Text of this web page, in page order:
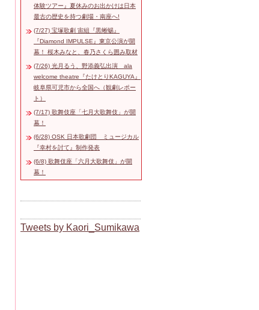
体験ツアー』夏休みのお出かけは日本
最古の歴史を持つ劇場・南座へ!
(7/27) 宝塚歌劇 宙組『黒蜥蜴』
『Diamond IMPULSE』東京公演が開
幕！ 桜木みなと、春乃さくら囲み取材
(7/26) 光月るう、野添義弘出演 ala
welcome theatre『たけとりKAGUYA』
岐阜県可児市から全国へ（観劇レポー
ト）
(7/17) 歌舞伎座「七月大歌舞伎」が開
幕！
(6/28) OSK 日本歌劇団 ミュージカル
『幸村を討て』制作発表
(6/8) 歌舞伎座「六月大歌舞伎」が開
幕！
Tweets by Kaori_Sumikawa